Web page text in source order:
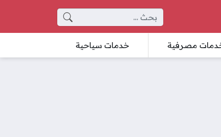
البحث عن:
مصرفية خدمات سياحية